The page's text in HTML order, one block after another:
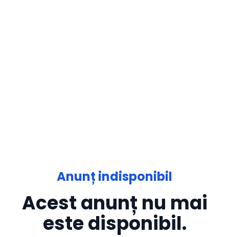
Anunț indisponibil
Acest anunț nu mai
este disponibil.